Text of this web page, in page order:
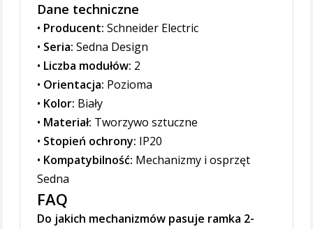
Dane techniczne
• Producent: Schneider Electric
• Seria: Sedna Design
• Liczba modułów: 2
• Orientacja: Pozioma
• Kolor: Biały
• Materiał: Tworzywo sztuczne
• Stopień ochrony: IP20
• Kompatybilność: Mechanizmy i osprzęt
Sedna
FAQ
Do jakich mechanizmów pasuje ramka 2-